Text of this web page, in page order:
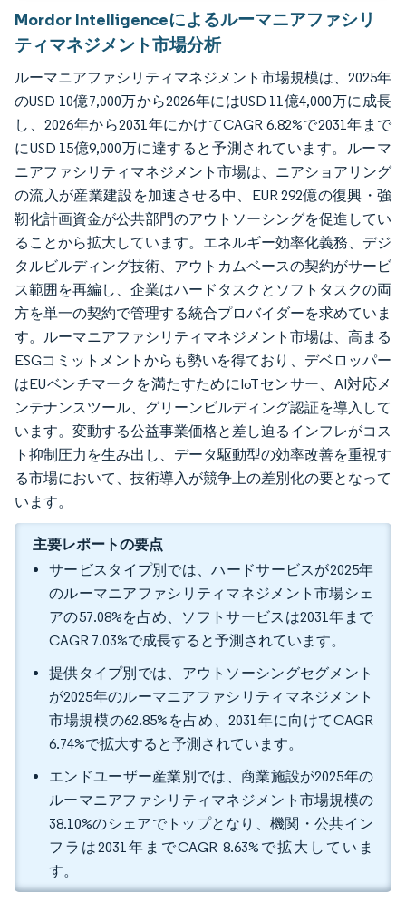
Mordor Intelligenceによるルーマニアファシリ
ティマネジメント市場分析
ルーマニアファシリティマネジメント市場規模は、2025年
のUSD 10億7,000万から2026年にはUSD 11億4,000万に成長
し、2026年から2031年にかけてCAGR 6.82%で2031年まで
にUSD 15億9,000万に達すると予測されています。ルーマ
ニアファシリティマネジメント市場は、ニアショアリング
の流入が産業建設を加速させる中、EUR 292億の復興・強
靭化計画資金が公共部門のアウトソーシングを促進してい
ることから拡大しています。エネルギー効率化義務、デジ
タルビルディング技術、アウトカムベースの契約がサービ
ス範囲を再編し、企業はハードタスクとソフトタスクの両
方を単一の契約で管理する統合プロバイダーを求めていま
す。ルーマニアファシリティマネジメント市場は、高まる
ESGコミットメントからも勢いを得ており、デベロッパー
はEUベンチマークを満たすためにIoTセンサー、AI対応メ
ンテナンスツール、グリーンビルディング認証を導入して
います。変動する公益事業価格と差し迫るインフレがコス
ト抑制圧力を生み出し、データ駆動型の効率改善を重視す
る市場において、技術導入が競争上の差別化の要となって
います。
主要レポートの要点
サービスタイプ別では、ハードサービスが2025年
のルーマニアファシリティマネジメント市場シェ
アの57.08%を占め、ソフトサービスは2031年まで
CAGR 7.03%で成長すると予測されています。
提供タイプ別では、アウトソーシングセグメント
が2025年のルーマニアファシリティマネジメント
市場規模の62.85%を占め、2031年に向けてCAGR
6.74%で拡大すると予測されています。
エンドユーザー産業別では、商業施設が2025年の
ルーマニアファシリティマネジメント市場規模の
38.10%のシェアでトップとなり、機関・公共イン
フラは2031年までCAGR 8.63%で拡大していま
す。